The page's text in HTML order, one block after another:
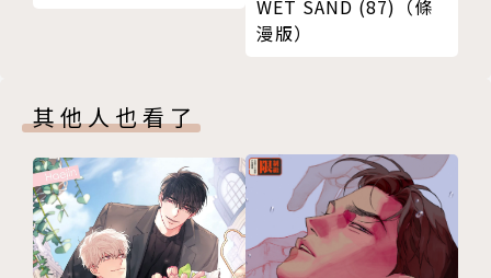
WET SAND (87)（條
漫版）
其他人也看了